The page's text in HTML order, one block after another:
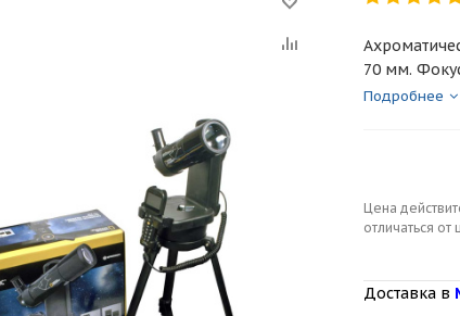
70 мм.
Подробнее
Цена
отличаться
Доставка в